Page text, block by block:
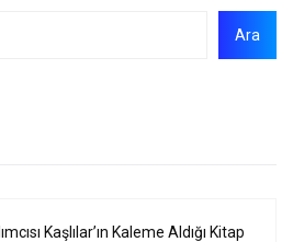
Ara
Kaşlılar’ın Kaleme Aldığı Kitap